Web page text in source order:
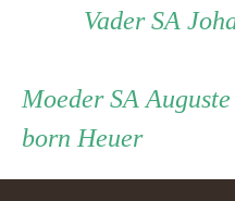
Persoon
ouder
navigatie
VaderVader
SA
MoederMoeder
SA
born Heuer